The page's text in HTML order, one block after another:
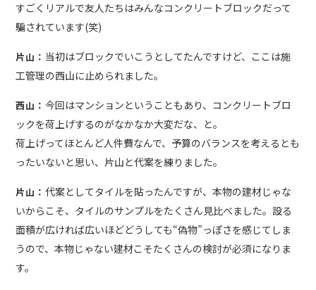
すごくリアルで友人たちはみんなコンクリートブロックだって
騙されています(笑)
片山： 当初はブロックでいこうとしてたんですけど、ここは施
工管理の西山に止められました。
西山：今回はマンションということもあり、コンクリートブロ
ックを荷上げするのがなかなか大変だな、と。
荷上げってほとんど人件費なんで、予算のバランスを考えるとも
ったいないと思い、片山と代案を練りました。
片山：代案としてタイルを貼ったんですが、本物の建材じゃな
いからこそ、タイルのサンプルをたくさん見比べました。設る
面積が広ければ広いほどどうしても“偽物”っぽさを感じてしま
うので、本物じゃない建材こそたくさんの検討が必須になりま
す。